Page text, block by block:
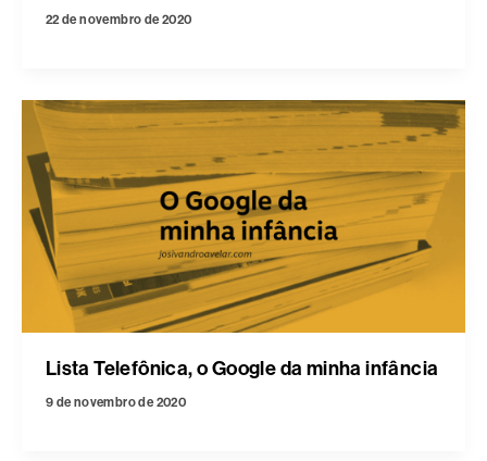
22 de novembro de 2020
Lista Telefônica, o Google da minha infância
9 de novembro de 2020